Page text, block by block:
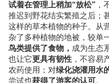
试着在管理上稍加“放松” ，
推迟到野花结实繁殖之后；
这样的草本植物的种子。从
杂了多种植物的地被，较单
鸟类提供了食物， 成为生态
也让它更具有韧性 ，不容易
农药使用；对绿化浇灌用水
尝试也获得了游客的认可。